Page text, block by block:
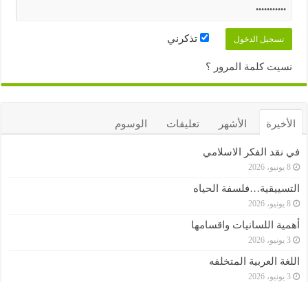
تذكرني
نسيت كلمة المرور ؟
الأخيرة الأشهر تعليقات الوسوم
في نقد الفكر الاسلامي
8 يونيو، 2026
التسييقية…فلسفة الحياه
8 يونيو، 2026
أهمية اللسانيات واقسامها
3 يونيو، 2026
اللغة العربية المتخلفه
3 يونيو، 2026